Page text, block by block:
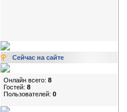
Сейчас на сайте
Онлайн всего: 8
Гостей: 8
Пользователей: 0